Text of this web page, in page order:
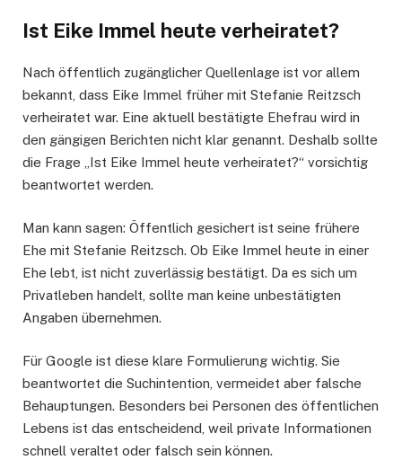
Ist Eike Immel heute verheiratet?
Nach öffentlich zugänglicher Quellenlage ist vor allem
bekannt, dass Eike Immel früher mit Stefanie Reitzsch
verheiratet war. Eine aktuell bestätigte Ehefrau wird in
den gängigen Berichten nicht klar genannt. Deshalb sollte
die Frage „Ist Eike Immel heute verheiratet?“ vorsichtig
beantwortet werden.
Man kann sagen: Öffentlich gesichert ist seine frühere
Ehe mit Stefanie Reitzsch. Ob Eike Immel heute in einer
Ehe lebt, ist nicht zuverlässig bestätigt. Da es sich um
Privatleben handelt, sollte man keine unbestätigten
Angaben übernehmen.
Für Google ist diese klare Formulierung wichtig. Sie
beantwortet die Suchintention, vermeidet aber falsche
Behauptungen. Besonders bei Personen des öffentlichen
Lebens ist das entscheidend, weil private Informationen
schnell veraltet oder falsch sein können.